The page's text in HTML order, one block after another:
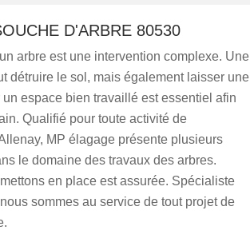
D'ARBRE 80530
arbre est une intervention complexe. Une
détruire le sol, mais également laisser une
un espace bien travaillé est essentiel afin
Qualifié pour toute activité de
MP élagage présente plusieurs
le domaine des travaux des arbres.
en place est assurée. Spécialiste
sommes au service de tout projet de